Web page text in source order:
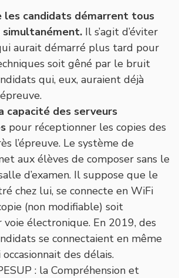
les candidats démarrent tous
simultanément. Il s’agit d’éviter
aurait démarré plus tard pour
soit gêné par le bruit
qui, eux, auraient déjà
capacité des serveurs
pour réceptionner les copies des
l’épreuve. Le système de
aux élèves de composer sans le
d’examen. Il suppose que le
chez lui, se connecte en WiFi
(non modifiable) soit
voie électronique. En 2019, des
se connectaient en même
des délais.
: la Compréhension et